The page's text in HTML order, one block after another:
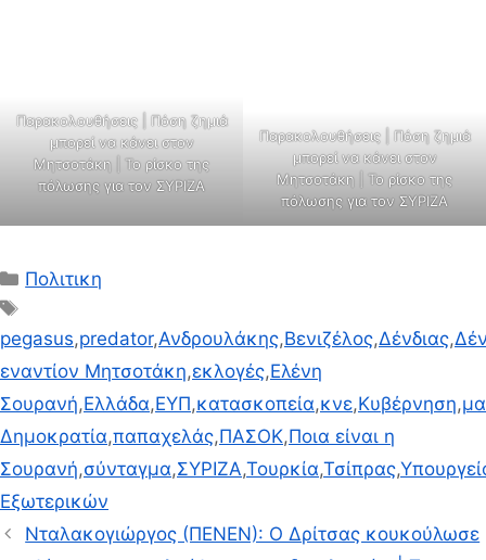
Παρακολουθήσεις | Πόση ζημιά
μπορεί να κάνει στον
Μητσοτάκη | Το ρίσκο της
πόλωσης για τον ΣΥΡΙΖΑ
Παρακολουθήσεις | Πόση ζημιά
μπορεί να κάνει στον
Μητσοτάκη | Το ρίσκο της
πόλωσης για τον ΣΥΡΙΖΑ
Κατηγορίες
Πολιτικη
pegasus,predator,Ανδρουλάκης,Βενιζέλος,Δένδιας,
εναντίον Μητσοτάκη,εκλογές,Ελένη
Σουρανή,Ελλάδα,ΕΥΠ,κατασκοπεία,κνε,Κυβέρνηση,
Δημοκρατία,παπαχελάς,ΠΑΣΟΚ,Ποια είναι η
Σουρανή,σύνταγμα,ΣΥΡΙΖΑ,Τουρκία,Τσίπρας,
Εξωτερικών
Νταλακογιώργος (ΠΕΝΕΝ): Ο Δρίτσας κουκούλωσε